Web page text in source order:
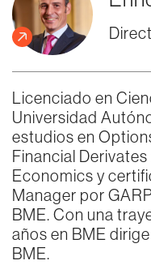
Licenciado en
Universidad
estudios en
Financial
Economics y
Manager por
BME. Con una
años en BME
BME.